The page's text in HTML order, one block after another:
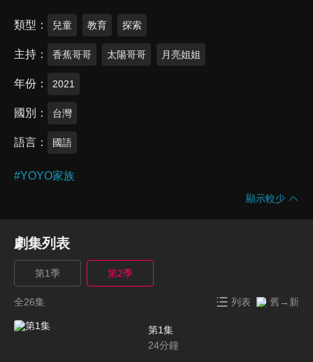
類型 兒童 教育 探索
主持 香蕉哥哥 太陽哥哥 月亮姐姐
年份 2021
國別 台灣
語言 國語
#YOYO家族
顯示較少
劇集列表
第1季 第2季
全26集 列表 舊→新
第1集
24分鐘